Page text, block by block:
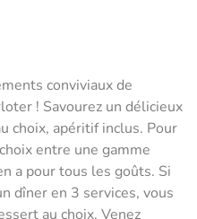
conviviaux de
! Savourez un délicieux
choix, apéritif inclus. Pour
entre une gamme
a pour tous les goûts. Si
dîner en 3 services, vous
au choix. Venez